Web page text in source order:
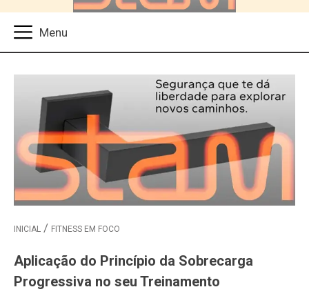
INICIAL FITNESS EM FOCO
Aplicação do Princípio da Sobrecarga
Progressiva no seu Treinamento